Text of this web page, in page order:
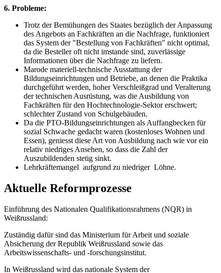
6. Probleme:
Trotz der Bemühungen des Staates bezüglich der Anpassung
des Angebots an Fachkräften an die Nachfrage, funktioniert
das System der "Bestellung von Fachkräften" nicht optimal,
da die Besteller oft nicht imstande sind, zuverlässige
Informationen über die Nachfrage zu liefern.
Marode materiell-technische Ausstattung der
Bildungseinrichtungen und Betriebe, an denen die Praktika
durchgeführt werden, hoher Verschleißgrad und Veralterung
der technischen Ausrüstung, was die Ausbildung von
Fachkräften für den Hochtechnologie-Sektor erschwert;
schlechter Zustand von Schulgebäuden.
Da die PTO-Bildungseinrichtungen als Auffangbecken für
sozial Schwache gedacht waren (kostenloses Wohnen und
Essen), geniesst diese Art von Ausbildung nach wie vor ein
relativ niedriges Ansehen, so dass die Zahl der
Auszubildenden stetig sinkt.
Lehrkräftemangel aufgrund zu niedriger Löhne.
Aktuelle Reformprozesse
Einführung des Nationalen Qualifikationsrahmens (NQR) in
Weißrussland:
Zuständig dafür sind das Ministerium für Arbeit und soziale
Absicherung der Republik Weißrussland sowie das
Arbeitswissenschafts- und -forschungsinstitut.
In Weißrussland wird das nationale System der